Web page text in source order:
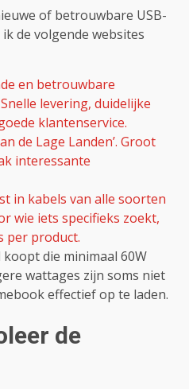
of betrouwbare USB-
de volgende websites
en betrouwbare
levering, duidelijke
klantenservice.
de Lage Landen’. Groot
interessante
in kabels van alle soorten
wie iets specifieks zoekt,
per product.
die minimaal 60W
wattages zijn soms niet
effectief op te laden.
de